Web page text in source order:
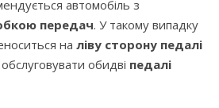
автомобіль з
передач. У такому випадку
на ліву сторону педалі
обидві педалі